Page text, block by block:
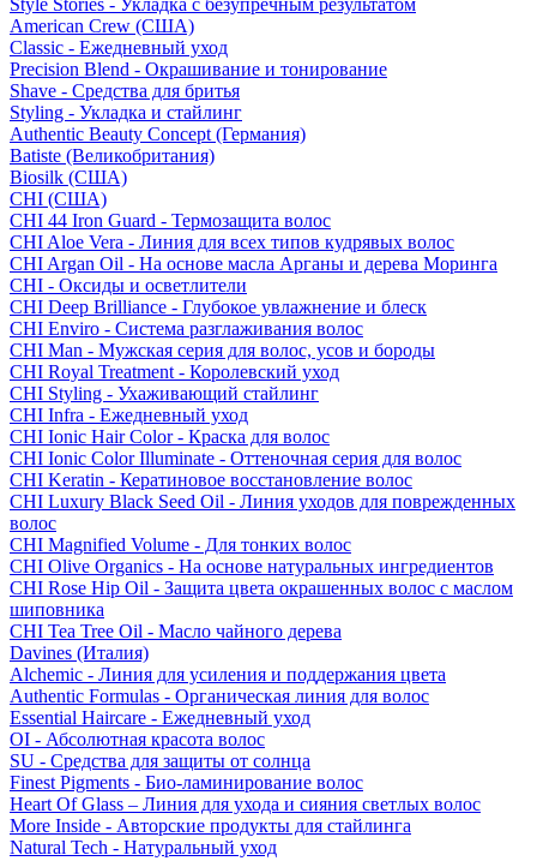
Style Stories - Укладка с безупречным результатом
American Crew (США)
Classic - Ежедневный уход
Precision Blend - Окрашивание и тонирование
Shave - Средства для бритья
Styling - Укладка и стайлинг
Authentic Beauty Concept (Германия)
Batiste (Великобритания)
Biosilk (США)
CHI (США)
CHI 44 Iron Guard - Термозащита волос
CHI Aloe Vera - Линия для всех типов кудрявых волос
CHI Argan Oil - На основе масла Арганы и дерева Моринга
CHI - Оксиды и осветлители
CHI Deep Brilliance - Глубокое увлажнение и блеск
CHI Enviro - Система разглаживания волос
CHI Man - Мужская серия для волос, усов и бороды
CHI Royal Treatment - Королевский уход
CHI Styling - Ухаживающий стайлинг
CHI Infra - Ежедневный уход
CHI Ionic Hair Color - Краска для волос
CHI Ionic Color Illuminate - Оттеночная серия для волос
CHI Keratin - Кератиновое восстановление волос
CHI Luxury Black Seed Oil - Линия уходов для поврежденных
волос
CHI Magnified Volume - Для тонких волос
CHI Olive Organics - На основе натуральных ингредиентов
CHI Rose Hip Oil - Защита цвета окрашенных волос с маслом
шиповника
CHI Tea Tree Oil - Масло чайного дерева
Davines (Италия)
Alchemic - Линия для усиления и поддержания цвета
Authentic Formulas - Органическая линия для волос
Essential Haircare - Eжедневный уход
OI - Абсолютная красота волос
SU - Средства для защиты от солнца
Finest Pigments - Био-ламинирование волос
Heart Of Glass – Линия для ухода и сияния светлых волос
More Inside - Авторские продукты для стайлинга
Natural Tech - Натуральный уход